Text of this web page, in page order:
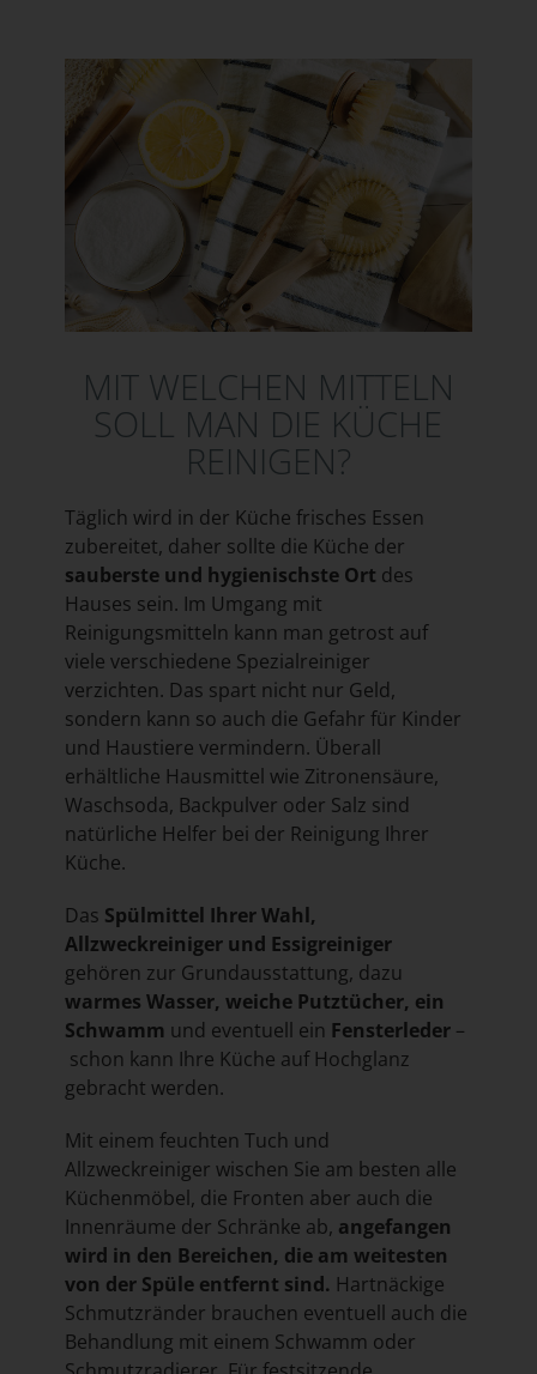
MIT WELCHEN MITTELN
SOLL MAN DIE KÜCHE
REINIGEN?
Täglich wird in der Küche frisches Essen
zubereitet, daher sollte die Küche der
sauberste und hygienischste Ort des
Hauses sein. Im Umgang mit
Reinigungsmitteln kann man getrost auf
viele verschiedene Spezialreiniger
verzichten. Das spart nicht nur Geld,
sondern kann so auch die Gefahr für Kinder
und Haustiere vermindern. Überall
erhältliche Hausmittel wie Zitronensäure,
Waschsoda, Backpulver oder Salz sind
natürliche Helfer bei der Reinigung Ihrer
Küche.
Das Spülmittel Ihrer Wahl,
Allzweckreiniger und Essigreiniger
gehören zur Grundausstattung, dazu
warmes Wasser, weiche Putztücher, ein
Schwamm und eventuell ein Fensterleder–
schon kann Ihre Küche auf Hochglanz
gebracht werden.
Mit einem feuchten Tuch und
Allzweckreiniger wischen Sie am besten alle
Küchenmöbel, die Fronten aber auch die
Innenräume der Schränke ab, angefangen
wird in den Bereichen, die am weitesten
von der Spüle entfernt sind. Hartnäckige
Schmutzränder brauchen eventuell auch die
Behandlung mit einem Schwamm oder